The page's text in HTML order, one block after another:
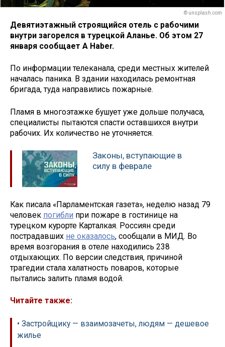
© unsplash.com
Девятиэтажный строящийся отель с рабочими
внутри загорелся в турецкой Аланье. Об этом 27
января сообщает A Haber.
По информации телеканала, среди местных жителей
началась паника. В здании находилась ремонтная
бригада, туда направились пожарные.
Пламя в многоэтажке бушует уже дольше получаса,
специалисты пытаются спасти оставшихся внутри
рабочих. Их количество не уточняется.
Законы, вступающие в
силу в феврале
Как писала «Парламентская газета», неделю назад 79
человек погибли при пожаре в гостинице на
турецком курорте Карталкая. Россиян среди
пострадавших не оказалось, сообщали в МИД. Во
время возгорания в отеле находились 238
отдыхающих. По версии следствия, причиной
трагедии стала халатность поваров, которые
пытались залить пламя водой.
Читайте также:
• Застройщику — взаимозачеты, людям — дешевое
жилье